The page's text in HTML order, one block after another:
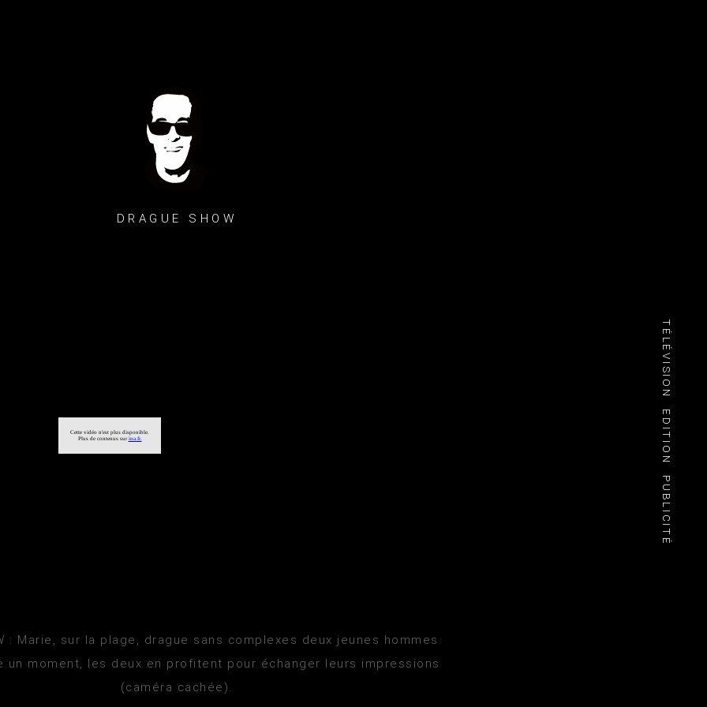
TÉLÉVISION
EDITION
PUBLICITÉ
DRAGUE SHOW
: Marie, sur la plage, drague sans complexes deux jeunes hommes.
un moment, les deux en profitent pour échanger leurs impressions
(caméra cachée).